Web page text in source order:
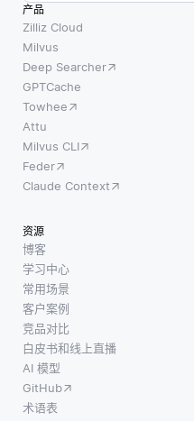
产品
Zilliz Cloud
Milvus
Deep Searcher
GPTCache
Towhee
Attu
Milvus CLI
Feder
Claude Context
资源
博客
学习中心
常用场景
客户案例
竞品对比
白皮书和线上直播
AI 模型
GitHub
术语表